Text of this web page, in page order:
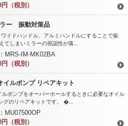
（税別）
ー 振動対策品
イドハンドル、アルミハンドルにすることで振
てしまいミラーの視認性が落...
MRS-IM-MK02BA
（税別）
イルポンプ リペアキット
ルポンプをオーバーホールするときに必要なオイル
グのリペアキットです。 �...
MU07500OP
（税別）